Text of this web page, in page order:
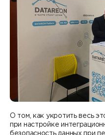
О том, как укротить весь
при настройке
безопасность данных при